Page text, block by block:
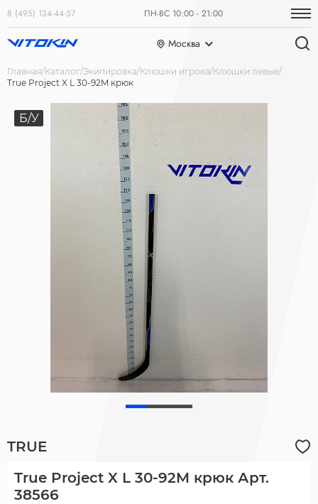
8 (495) 134-44-57 ПН-ВС 10:00 - 21:00
Москва
Главная Каталог Экипировка Клюшки игрока Клюшки левые
True Project X L 30-92M крюк
Б/У
TRUE
True Project X L 30-92M крюк Арт.
38566